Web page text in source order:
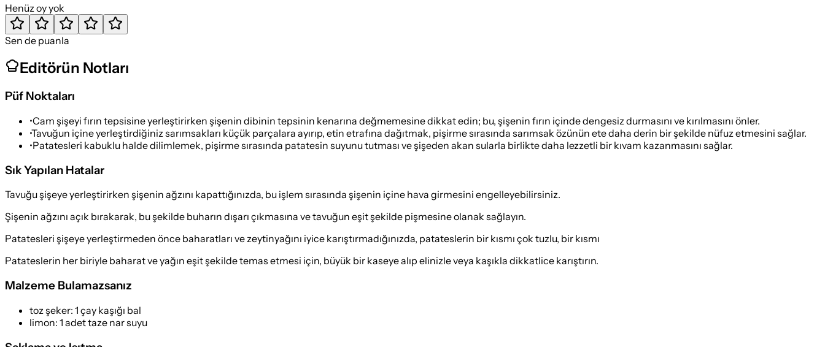
Henüz oy yok
Sen de puanla
Editörün Notları
Püf Noktaları
•Cam şişeyi fırın tepsisine yerleştirirken şişenin dibinin tepsinin kenarına değmemesine dikkat edin; bu, şişenin fırın içinde dengesiz durmasını ve kırılmasını önler.
•Tavuğun içine yerleştirdiğiniz sarımsakları küçük parçalara ayırıp, etin etrafına dağıtmak, pişirme sırasında sarımsak özünün ete daha derin bir şekilde nüfuz etmesini sağlar.
•Patatesleri kabuklu halde dilimlemek, pişirme sırasında patatesin suyunu tutması ve şişeden akan sularla birlikte daha lezzetli bir kıvam kazanmasını sağlar.
Sık Yapılan Hatalar
Tavuğu şişeye yerleştirirken şişenin ağzını kapattığınızda, bu işlem sırasında şişenin içine hava girmesini engelleyebilirsiniz.
Şişenin ağzını açık bırakarak, bu şekilde buharın dışarı çıkmasına ve tavuğun eşit şekilde pişmesine olanak sağlayın.
Patatesleri şişeye yerleştirmeden önce baharatları ve zeytinyağını iyice karıştırmadığınızda, patateslerin bir kısmı çok tuzlu, bir kısmı
Patateslerin her biriyle baharat ve yağın eşit şekilde temas etmesi için, büyük bir kaseye alıp elinizle veya kaşıkla dikkatlice karıştırın.
Malzeme Bulamazsanız
toz şeker: 1 çay kaşığı bal
limon: 1 adet taze nar suyu